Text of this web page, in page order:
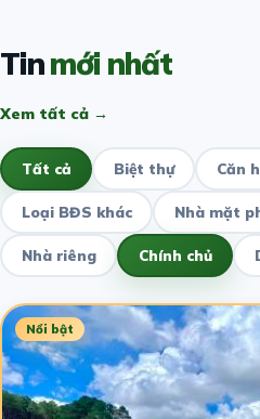
Tinmới nhất
Xem tất cả →
Tất cả Biệt thự Căn
Loại BĐS khác Nhà mặt
Nhà riêng Chính chủ
Nổi bật